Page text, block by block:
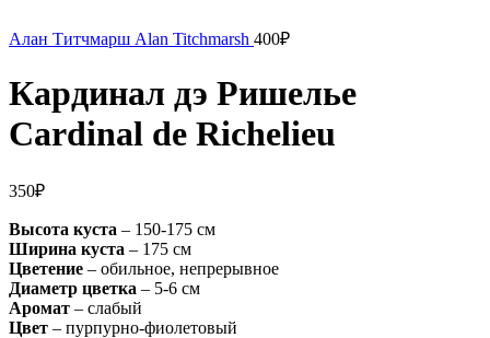
Алан Титчмарш Alan Titchmarsh 400₽
Кардинал дэ Ришелье
Cardinal de Richelieu
350₽
Высота куста – 150-175 см
Ширина куста – 175 см
Цветение – обильное, непрерывное
Диаметр цветка – 5-6 см
Аромат – слабый
Цвет – пурпурно-фиолетовый